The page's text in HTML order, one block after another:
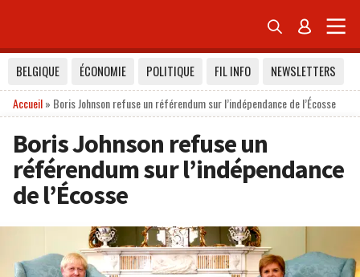
 
BELGIQUE ÉCONOMIE POLITIQUE FIL INFO
NEWSLETTERS
Accueil» Boris Johnson refuse un référendum sur l’indépendance de l’Écosse
Boris Johnson refuse un
référendum sur l’indépendance
de l’Écosse